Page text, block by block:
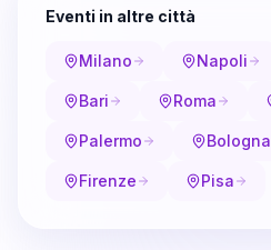
Eventi in altre città
Milano Napoli
Bari Roma
Palermo Bologna
Firenze Pisa